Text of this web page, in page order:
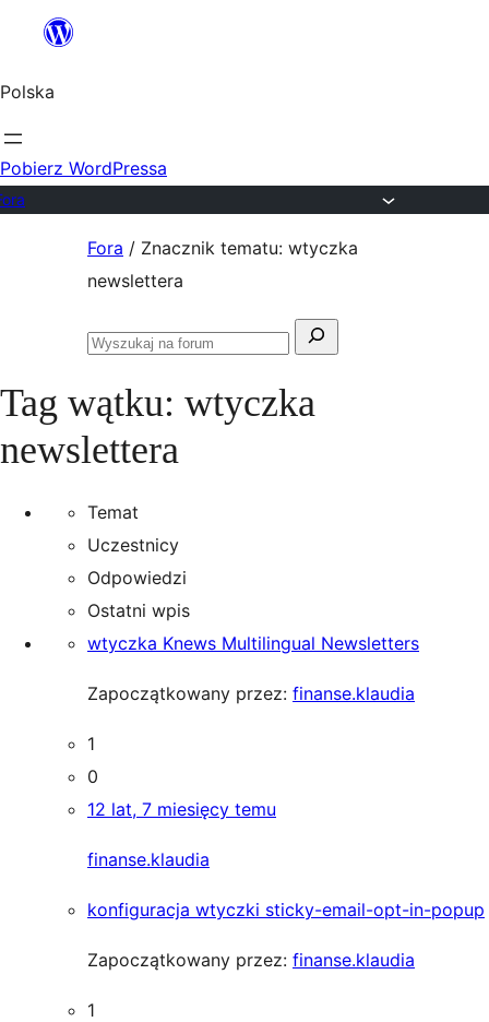
Przejdź
treści
Polska
Pobierz WordPressa
Fora / Znacznik tematu: wtyczka
newslettera
Szukaj:
Przeszukaj
Tag wątku: wtyczka
newslettera
Temat
Uczestnicy
Odpowiedzi
Ostatni wpis
wtyczka Knews Multilingual Newsletters
Zapoczątkowany przez: finanse.klaudia
1
0
12 lat, 7 miesięcy temu
finanse.klaudia
konfiguracja wtyczki sticky-email-opt-in-popup
Zapoczątkowany przez: finanse.klaudia
1